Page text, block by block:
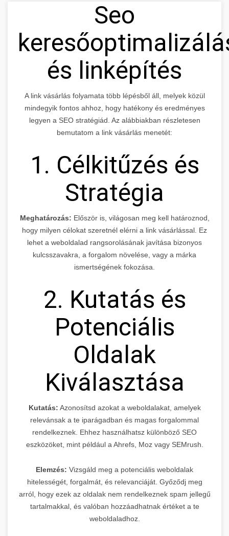
Seo
és linképítés
A link vásárlás folyamata több lépésből áll, melyek közül
mindegyik fontos ahhoz, hogy hatékony és eredményes
legyen a SEO stratégiád. Az alábbiakban részletesen
bemutatom a link vásárlás menetét:
1. Célkitűzés és
Stratégia
Meghatározás: Először is, világosan meg kell határoznod,
hogy milyen célokat szeretnél elérni a link vásárlással. Ez
lehet a weboldalad rangsorolásának javítása bizonyos
kulcsszavakra, a forgalom növelése, vagy a márka
ismertségének fokozása.
2. Kutatás és
Potenciális
Oldalak
Kiválasztása
Kutatás: Azonosítsd azokat a weboldalakat, amelyek
relevánsak a te iparágadban és magas forgalommal
rendelkeznek. Ehhez használhatsz különböző SEO
eszközöket, mint például a Ahrefs, Moz vagy SEMrush.
Elemzés: Vizsgáld meg a potenciális weboldalak
hitelességét, forgalmát, és relevanciáját. Győződj meg
arról, hogy ezek az oldalak nem rendelkeznek spam jellegű
tartalmakkal, és valóban hozzáadhatnak értéket a te
weboldaladhoz.